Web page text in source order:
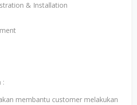
& Installation
:
membantu customer melakukan